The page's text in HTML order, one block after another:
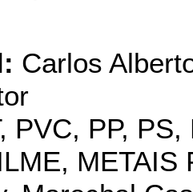
Carlos
PVC, PP,
METAIS